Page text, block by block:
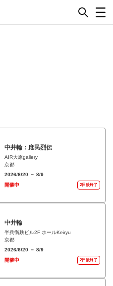
中井輪：庶民烈伝
AIR大原gallery
京都
2026/6/20 － 8/9
開催中
2日後終了
中井輪
半兵衛麸ビル2F ホールKeiryu
京都
2026/6/20 － 8/9
開催中
2日後終了